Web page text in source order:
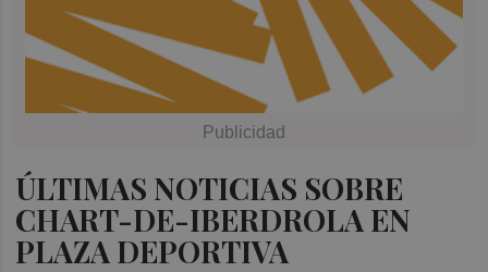
ÚLTIMAS NOTICIAS SOBRE
CHART-DE-IBERDROLA EN
PLAZA DEPORTIVA